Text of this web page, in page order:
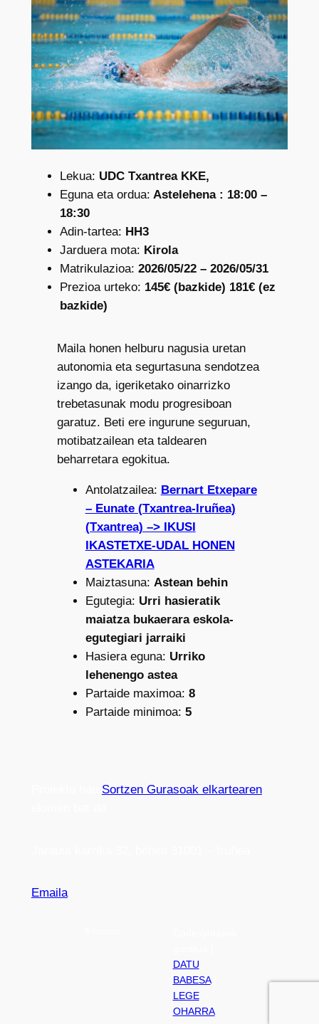
Lekua: UDC Txantrea KKE,
Eguna eta ordua: Astelehena : 18:00 –
18:30
Adin-tartea: HH3
Jarduera mota: Kirola
Matrikulazioa: 2026/05/22 – 2026/05/31
Prezioa urteko: 145€ (bazkide) 181€ (ez
bazkide)
Maila honen helburu nagusia uretan
autonomia eta segurtasuna sendotzea
izango da, igeriketako oinarrizko
trebetasunak modu progresiboan
garatuz. Beti ere ingurune seguruan,
motibatzailean eta taldearen
beharretara egokitua.
Antolatzailea: Bernart Etxepare
– Eunate (Txantrea-Iruñea)
(Txantrea) –> IKUSI
IKASTETXE-UDAL HONEN
ASTEKARIA
Maiztasuna: Astean behin
Egutegia: Urri hasieratik
maiatza bukaerara eskola-
egutegiari jarraiki
Hasiera eguna: Urriko
lehenengo astea
Partaide maximoa: 8
Partaide minimoa: 5
Sortzen Gurasoak elkartearen
Emaila
DATU
BABESA|
LEGE
OHARRA